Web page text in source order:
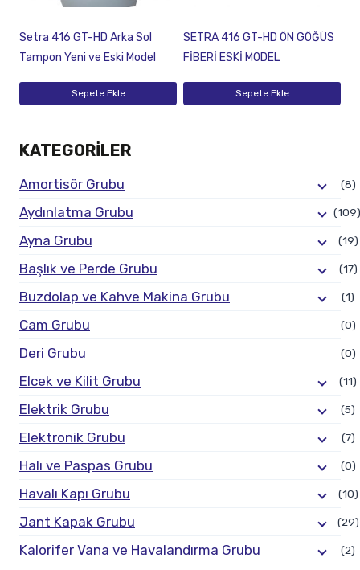
Setra 416 GT-HD Arka Sol
Tampon Yeni ve Eski Model
Sepete Ekle
SETRA 416 GT-HD ÖN GÖĞÜS
FİBERİ ESKİ MODEL
Sepete Ekle
KATEGORILER
Amortisör Grubu (8)
Aydınlatma Grubu (109)
Ayna Grubu (19)
Başlık ve Perde Grubu (17)
Buzdolap ve Kahve Makina Grubu (1)
Cam Grubu (0)
Deri Grubu (0)
Elcek ve Kilit Grubu (11)
Elektrik Grubu (5)
Elektronik Grubu (7)
Halı ve Paspas Grubu (0)
Havalı Kapı Grubu (10)
Jant Kapak Grubu (29)
Kalorifer Vana ve Havalandırma Grubu (2)